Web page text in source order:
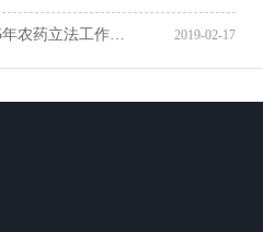
2019-02-17
年农药立法工作…